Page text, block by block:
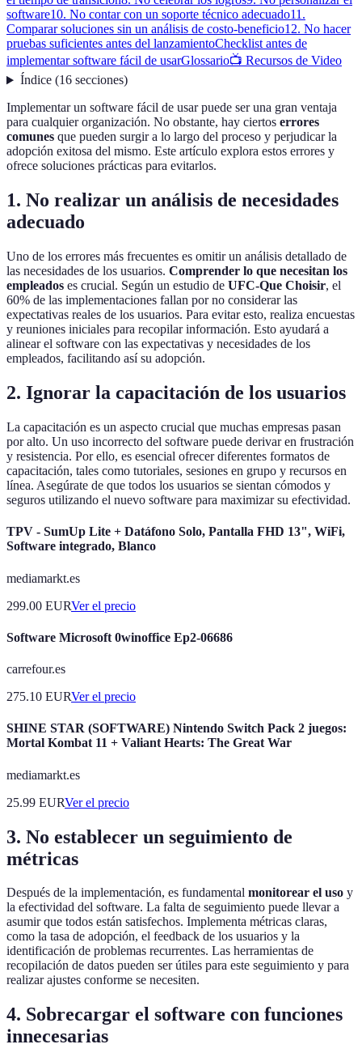
software10. No contar con un soporte técnico adecuado11.
Comparar soluciones sin un análisis de costo-beneficio12. No hacer
pruebas suficientes antes del lanzamientoChecklist antes de
implementar software fácil de usarGlossario📺 Recursos de Video
Índice(16 secciones)
Implementar un software fácil de usar puede ser una gran ventaja
para cualquier organización. No obstante, hay ciertos errores
comunes que pueden surgir a lo largo del proceso y perjudicar la
adopción exitosa del mismo. Este artículo explora estos errores y
ofrece soluciones prácticas para evitarlos.
1. No realizar un análisis de necesidades
adecuado
Uno de los errores más frecuentes es omitir un análisis detallado de
las necesidades de los usuarios. Comprender lo que necesitan los
empleados es crucial. Según un estudio de UFC-Que Choisir, el
60% de las implementaciones fallan por no considerar las
expectativas reales de los usuarios. Para evitar esto, realiza encuestas
y reuniones iniciales para recopilar información. Esto ayudará a
alinear el software con las expectativas y necesidades de los
empleados, facilitando así su adopción.
2. Ignorar la capacitación de los usuarios
La capacitación es un aspecto crucial que muchas empresas pasan
por alto. Un uso incorrecto del software puede derivar en frustración
y resistencia. Por ello, es esencial ofrecer diferentes formatos de
capacitación, tales como tutoriales, sesiones en grupo y recursos en
línea. Asegúrate de que todos los usuarios se sientan cómodos y
seguros utilizando el nuevo software para maximizar su efectividad.
TPV - SumUp Lite + Datáfono Solo, Pantalla FHD 13", WiFi,
Software integrado, Blanco
mediamarkt.es
299.00 EURVer el precio
Software Microsoft 0winoffice Ep2-06686
carrefour.es
275.10 EURVer el precio
SHINE STAR (SOFTWARE) Nintendo Switch Pack 2 juegos:
Mortal Kombat 11 + Valiant Hearts: The Great War
mediamarkt.es
25.99 EURVer el precio
3. No establecer un seguimiento de
métricas
Después de la implementación, es fundamental monitorear el uso y
la efectividad del software. La falta de seguimiento puede llevar a
asumir que todos están satisfechos. Implementa métricas claras,
como la tasa de adopción, el feedback de los usuarios y la
identificación de problemas recurrentes. Las herramientas de
recopilación de datos pueden ser útiles para este seguimiento y para
realizar ajustes conforme se necesiten.
4. Sobrecargar el software con funciones
innecesarias